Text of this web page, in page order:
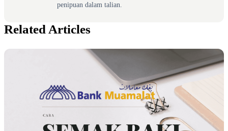
penipuan dalam talian.
Related Articles